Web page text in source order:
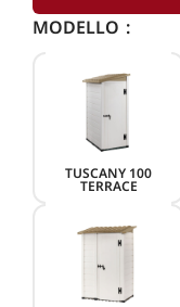
MODELLO
TUSCANY 100
TERRACE